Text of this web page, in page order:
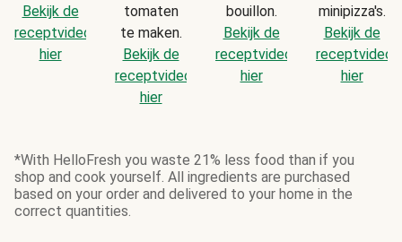
Bekijk de
receptvideo
hier
tomaten
te maken.
Bekijk de
receptvideo
hier
bouillon.
Bekijk de
receptvideo
hier
minipizza's.
Bekijk de
receptvideo
hier
*With HelloFresh you waste 21% less food than if you
shop and cook yourself. All ingredients are purchased
based on your order and delivered to your home in the
correct quantities.